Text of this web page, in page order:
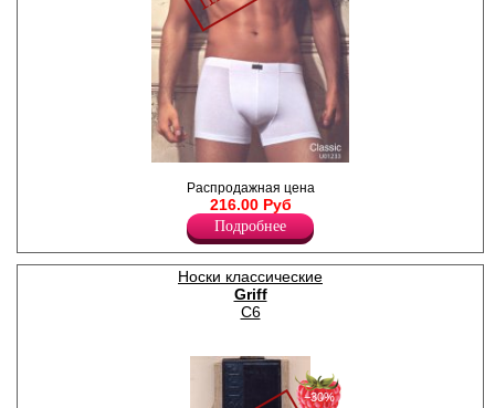
однотонные.
Лайкра 5%
Хлопок 95%
Распродажная цена
216.00 Руб
Подробнее
Носки классические
Griff
С6
−30%